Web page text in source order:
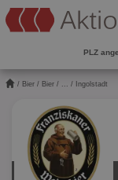
PLZ
/ Bier / Bier / ... / Ingolstadt